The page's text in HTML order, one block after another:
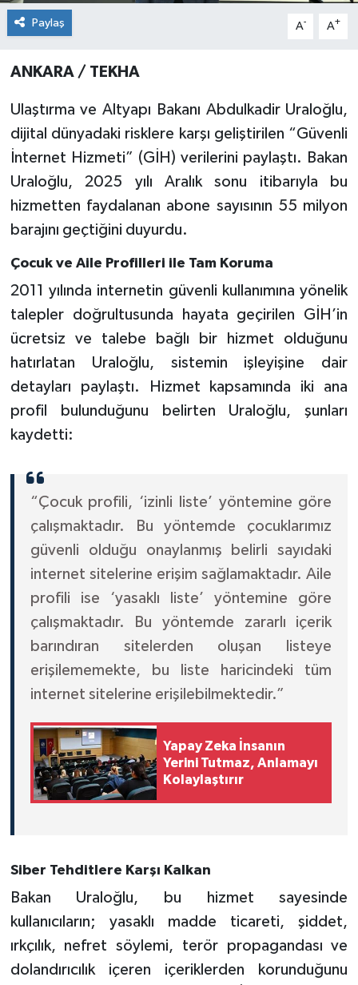
Paylaş A- A+
ANKARA / TEKHA
Ulaştırma ve Altyapı Bakanı Abdulkadir Uraloğlu,
dijital dünyadaki risklere karşı geliştirilen “Güvenli
İnternet Hizmeti” (GİH) verilerini paylaştı. Bakan
Uraloğlu, 2025 yılı Aralık sonu itibarıyla bu
hizmetten faydalanan abone sayısının 55 milyon
barajını geçtiğini duyurdu.
Çocuk ve Aile Profilleri ile Tam Koruma
2011 yılında internetin güvenli kullanımına yönelik
talepler doğrultusunda hayata geçirilen GİH’in
ücretsiz ve talebe bağlı bir hizmet olduğunu
hatırlatan Uraloğlu, sistemin işleyişine dair
detayları paylaştı. Hizmet kapsamında iki ana
profil bulunduğunu belirten Uraloğlu, şunları
kaydetti:
“Çocuk profili, ‘izinli liste’ yöntemine göre
çalışmaktadır. Bu yöntemde çocuklarımız
güvenli olduğu onaylanmış belirli sayıdaki
internet sitelerine erişim sağlamaktadır. Aile
profili ise ‘yasaklı liste’ yöntemine göre
çalışmaktadır. Bu yöntemde zararlı içerik
barındıran sitelerden oluşan listeye
erişilememekte, bu liste haricindeki tüm
internet sitelerine erişilebilmektedir.”
Yapay Zeka İnsanın
Yerini Tutmaz, Anlamayı
Kolaylaştırır
Siber Tehditlere Karşı Kalkan
Bakan Uraloğlu, bu hizmet sayesinde
kullanıcıların; yasaklı madde ticareti, şiddet,
ırkçılık, nefret söylemi, terör propagandası ve
dolandırıcılık içeren içeriklerden korunduğunu